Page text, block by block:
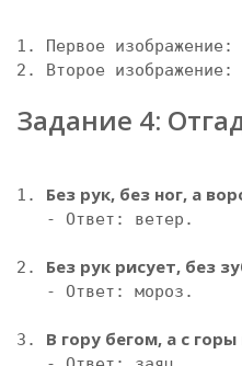
1. Первое
2. Второе
Задание 4:
1. Без рук, без ног, а
2. Без рук рисует, без
3. В гору бегом, а с